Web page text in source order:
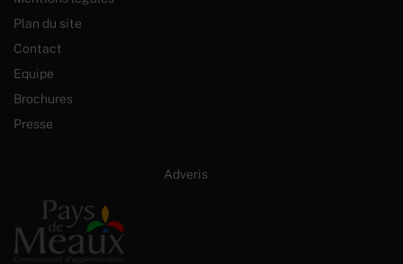
Plan du site
Contact
Equipe
Brochures
Presse
Adveris